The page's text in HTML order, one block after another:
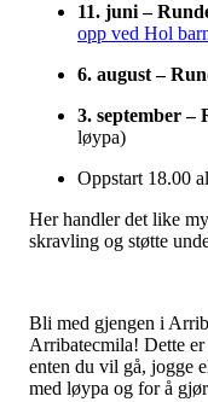
11. juni –
opp ved Hol
6. august –
3. september –
løypa)
Oppstart 18.00
Her handler det like
skravling og støtte
Bli med gjengen i
Arribatecmila! Dette
enten du vil gå, jogge
med løypa og for å